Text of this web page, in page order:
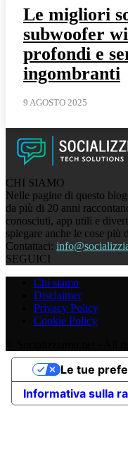
Le migliori
subwoofer
profondi e
ingombranti
9 AGOSTO 2025
CHI SIAMO
Nelle pagine di questo
da più di 20 anni
conosciuti, app utili e
spiegare anche le cose più
Contattaci:
SEGUICI
Chi siamo
Disclaimer
Privacy Policy
Cookie Policy
Informativa sulla
Le tue